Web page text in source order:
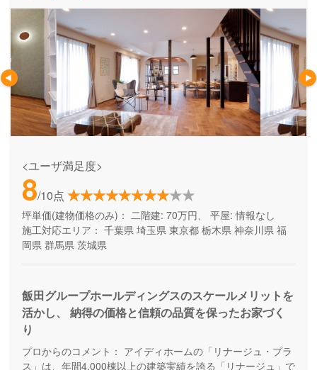
<ユーザ満足度>
8/10点
坪単価(建物価格のみ)： 二階建: 70万円、 平屋: 情報なし
施工対応エリア： 千葉県 埼玉県 東京都 栃木県 神奈川県 福
岡県 群馬県 茨城県
飯田グループホールディングスのスケールメリットを
活かし、 納得の価格と信頼の品質を保ったお家づく
り
プロからのコメント： アイディホームの「リナージュ・プラ
ス」は、年間4,000棟以上の建築実績を誇る「リナージュ」で